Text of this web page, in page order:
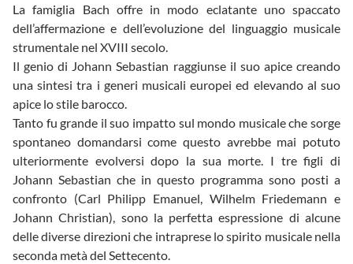
La famiglia Bach offre in modo eclatante uno spaccato
dell’affermazione e dell’evoluzione del linguaggio musicale
strumentale nel XVIII secolo.
Il genio di Johann Sebastian raggiunse il suo apice creando
una sintesi tra i generi musicali europei ed elevando al suo
apice lo stile barocco.
Tanto fu grande il suo impatto sul mondo musicale che sorge
spontaneo domandarsi come questo avrebbe mai potuto
ulteriormente evolversi dopo la sua morte. I tre figli di
Johann Sebastian che in questo programma sono posti a
confronto (Carl Philipp Emanuel, Wilhelm Friedemann e
Johann Christian), sono la perfetta espressione di alcune
delle diverse direzioni che intraprese lo spirito musicale nella
seconda metà del Settecento.